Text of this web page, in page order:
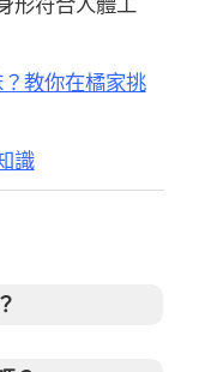
形符合人體工
？教你在橘家挑
識